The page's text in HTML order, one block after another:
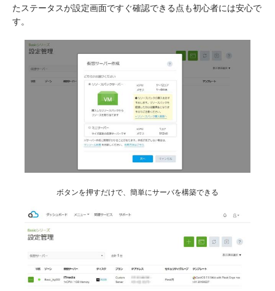
たステータスが設定画面ですぐ確認できる点も初心者には安心で
す。
ボタンを押すだけで、簡単にサーバを構築できる